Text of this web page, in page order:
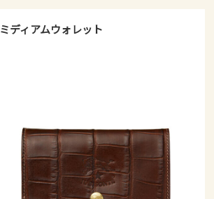
ミディアムウォレット